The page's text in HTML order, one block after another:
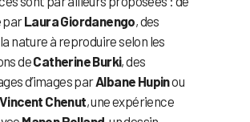
parLaura Giordanengo, des
nature à reproduire selon les
deCatherine Burki, des
d’images parAlbane Hupinou
Vincent Chenut, une expérience